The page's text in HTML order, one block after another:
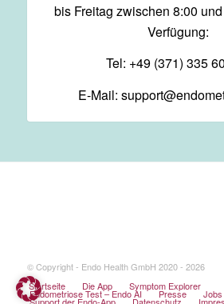
bis Freitag zwischen 8:00
Verfügung:
Tel: +49 (371) 335
E-Mail:
© Copyright - Endo Health GmbH 2020 - 2026
Startseite
Die App Symptom Explorer
Endometriose Test – Endo AI Presse Jobs
Support der Endo-App Datenschutz